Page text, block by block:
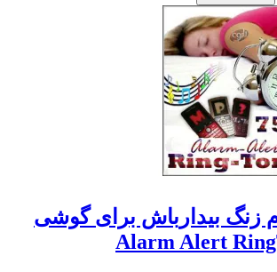
75 آلارم زنگ بیدارباش برای گوشی